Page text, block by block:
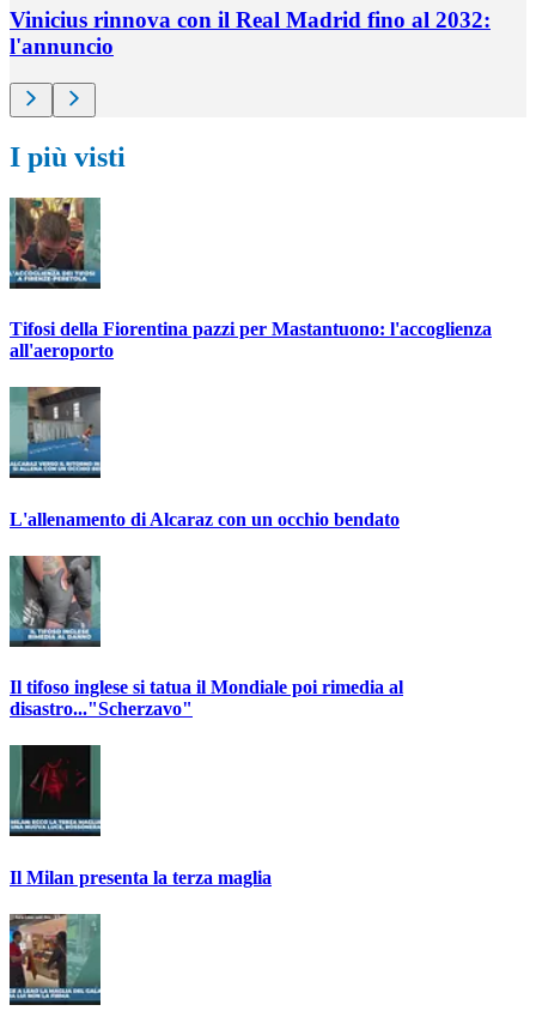
Vinicius rinnova con il Real Madrid fino al 2032:
l'annuncio
I più visti
Tifosi della Fiorentina pazzi per Mastantuono: l'accoglienza
all'aeroporto
L'allenamento di Alcaraz con un occhio bendato
Il tifoso inglese si tatua il Mondiale poi rimedia al
disastro..."Scherzavo"
Il Milan presenta la terza maglia